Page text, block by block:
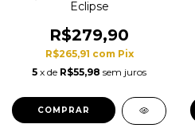
Eclipse
R$279,90
R$265,91 com Pix
5 x de R$55,98 sem juros
COMPRAR